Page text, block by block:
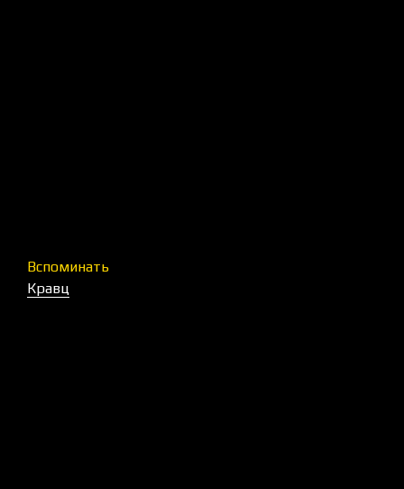
Вспоминать
Кравц